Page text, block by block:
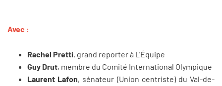
Avec :
Rachel Pretti, grand reporter à L'Équipe
Guy Drut, membre du Comité International Olympique
Laurent Lafon, sénateur (Union centriste) du Val-de-